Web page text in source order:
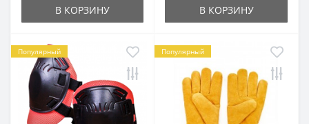
В КОРЗИНУ В КОРЗИНУ
Популярный Популярный